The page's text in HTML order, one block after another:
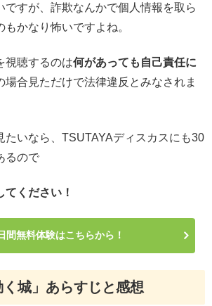
ですが、詐欺なんかで個人情報を取ら
かなり怖いですよね。
視聴するのは何があっても自己責任に
場合見ただけで法律違反とみなされま
たいなら、TSUTAYAディスカスにも30
るので
ください！
間無料体験はこちらから！
く城」あらすじと感想